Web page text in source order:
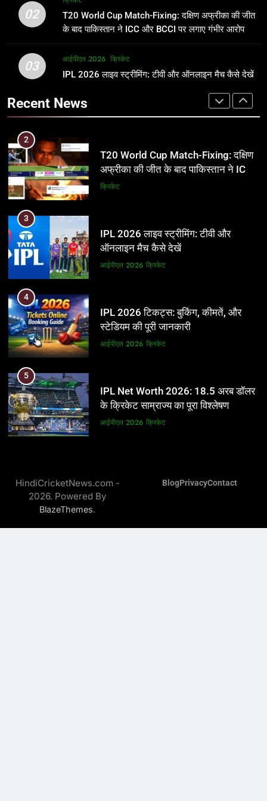
उम्र, परिवार, करियर और शादी से जुड़ी हर
जानकारी
क्रिकेट
2
T20 World Cup Match-Fixing: दक्षिण
3
IPL 2026 लाइव स्ट्रीमिंग: टीवी और
ऑनलाइन मैच कैसे देखें
आईपीएल 2026
4
IPL 2026 टिकट्स: बुकिंग, कीमतें, और
स्टेडियम की पूरी जानकारी
आईपीएल 2026 क्रिकेट
5
IPL Net Worth 2026: 18.5 अरब डॉलर
के क्रिकेट साम्राज्य का पूरा विश्लेषण
आईपीएल 2026 क्रिकेट
6
IPL टीम के मालिक: फ्रेंचाइजी के पीछे की
असली ताकत
आईपीएल 2026 क्रिकेट
विस्तृत विश्लेषण (2008-2026)
क्रिकेट
8
02
T20 World Cup Match-Fixing: दक्षिण अफ्रीका की जीत
के बाद पाकिस्तान ने ICC और BCCI पर लगाए गंभीर आरोप
03 आईपीएल 2026 क्रिकेट
IPL 2026 लाइव स्ट्रीमिंग: टीवी और ऑनलाइन मैच कैसे देखें
Recent News
फाइनल में हो सकती है महा-भिड़ंत, जानें पूरा
समीकरण
T20 वर्ल्ड कप 2026
1
अर्जुन तेंदुलकर की पत्नी सानिया चंडोक:
उम्र, परिवार, करियर और शादी से जुड़ी हर
2
T20 World Cup Match-Fixing: दक्षिण
अफ्रीका की जीत के बाद पाकिस्तान ने ICC
और BCCI पर लगाए गंभीर आरोप
क्रिकेट
3
IPL 2026 लाइव स्ट्रीमिंग: टीवी और
ऑनलाइन मैच कैसे देखें
आईपीएल 2026 क्रिकेट
4
IPL 2026 टिकट्स: बुकिंग, कीमतें, और
स्टेडियम की पूरी जानकारी
आईपीएल 2026 क्रिकेट
5
IPL Net Worth 2026: 18.5 अरब डॉलर
के क्रिकेट साम्राज्य का पूरा विश्लेषण
आईपीएल 2026 क्रिकेट
असली ताकत
आईपीएल 2026
HindiCricketNews.com -
2026. Powered By
BlazeThemes.
BlogPrivacyContact